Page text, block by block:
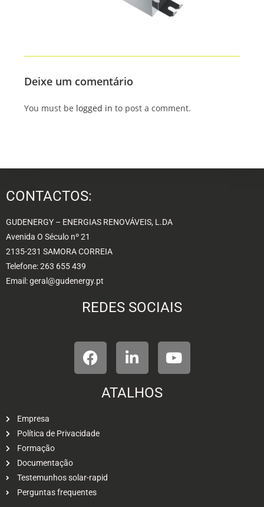
Deixe um comentário
You must be logged in to post a comment.
CONTACTOS:
GUDENERGY – ENERGIAS RENOVÁVEIS, L.DA
Avenida O Século nº 21
2135-231 SAMORA CORREIA
Telefone: 263 655 439
Email: geral@gudenergy.pt
REDES SOCIAIS
ATALHOS
Empresa
Política de Privacidade
Formação
Documentação
Testemunhos solar-rapid
Perguntas frequentes